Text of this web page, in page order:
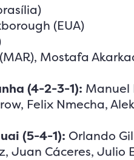
(EUA)
Mostafa
(4-2-3-1): Manuel
Felix Nmecha,
(5-4-1): Orlando
Juan Cáceres, Julio